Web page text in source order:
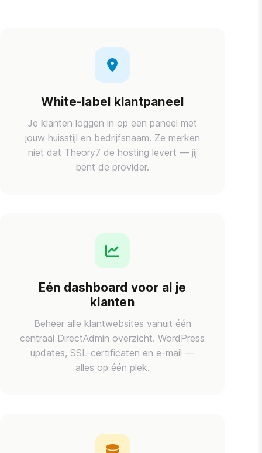
White-label klantpaneel
Je klanten loggen in op een paneel met
jouw huisstijl en bedrijfsnaam. Ze merken
niet dat Theory7 de hosting levert — jij
bent de provider.
Eén dashboard voor al je
klanten
Beheer alle klantwebsites vanuit één
centraal DirectAdmin overzicht. WordPress
updates, SSL-certificaten en e-mail —
alles op één plek.